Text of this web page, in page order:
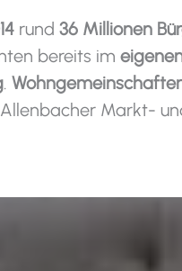
rund 36 Millionen
bereits im
.
Markt-